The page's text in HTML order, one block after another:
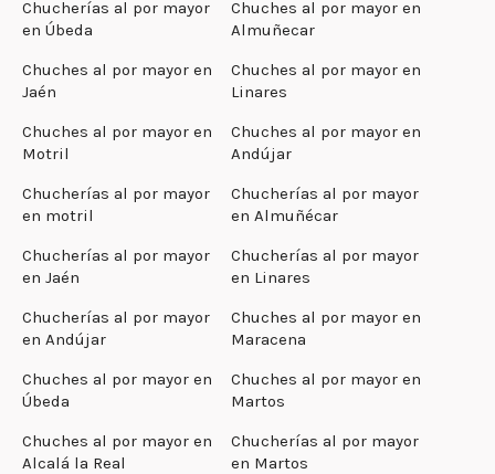
Chucherías al por mayor
en Úbeda
Chuches al por mayor en
Almuñecar
Chuches al por mayor en
Jaén
Chuches al por mayor en
Linares
Chuches al por mayor en
Motril
Chuches al por mayor en
Andújar
Chucherías al por mayor
en motril
Chucherías al por mayor
en Almuñécar
Chucherías al por mayor
en Jaén
Chucherías al por mayor
en Linares
Chucherías al por mayor
en Andújar
Chuches al por mayor en
Maracena
Chuches al por mayor en
Úbeda
Chuches al por mayor en
Martos
Chuches al por mayor en
Alcalá la Real
Chucherías al por mayor
en Martos